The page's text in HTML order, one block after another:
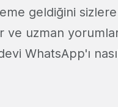
geldiğini
ve uzman
WhatsApp'ı